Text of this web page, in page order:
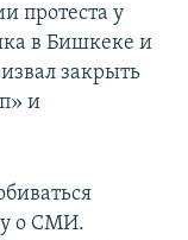
протеста у
в Бишкеке и
закрыть
и
о СМИ.